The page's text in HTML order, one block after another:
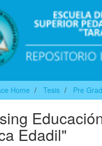
Home Tesis Pre
Edadil"